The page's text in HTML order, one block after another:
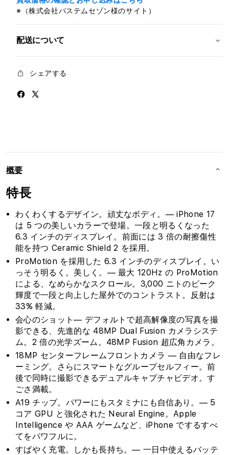
ら
※（株式会社パステムセゾン様のサイト）
配送について
シェアする
概要
特長
わくわくするデザイン。頑丈なボディ。— iPhone 17
は 5 つの美しいカラーで登場。一段と明るくなった
6.3 インチのディスプレイ。前面には 3 倍の耐擦傷性
能を持つ Ceramic Shield 2 を採用。
ProMotion を採用した 6.3 インチのディスプレイ。い
っそう明るく。美しく。— 最大 120Hz の ProMotion
による、なめらかなスクロール。3,000 ニトのピーク
輝度で一段と向上した屋外でのコントラスト。反射は
33% 軽減。
会心のショット— デフォルトで超高解像度の写真を撮
影できる、先進的な 48MP Dual Fusion カメラシステ
ム。2 倍の光学ズーム。48MP Fusion 超広角カメラ。
18MP センターフレームフロントカメラ — 自由なフレ
ーミング。さらにスマートなグループセルフィー。前
後で同時に撮影できるデュアルキャプチャビデオ。す
ごさ満載。
A19 チップ。パワーにもスタミナにも自信あり。— 5
コア GPU と強化された Neural Engine。Apple
Intelligence や AAA ゲームなど、iPhone でするすべ
てをパワフルに。
すばやく充電。しかも長持ち。— 一日中使えるバッテ